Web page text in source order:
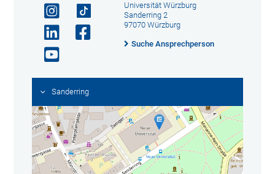
Universität Würzburg
Sanderring 2
97070 Würzburg
Suche Ansprechperson
Sanderring